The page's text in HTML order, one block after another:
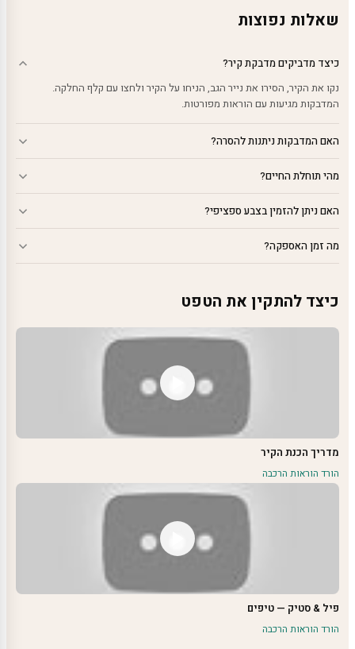
שאלות נפוצות
כיצד מדביקים מדבקת קיר?
נקו את הקיר, הסירו את נייר הגב, הניחו על הקיר ולחצו עם קלף החלקה.
המדבקות מגיעות עם הוראות מפורטות.
האם המדבקות ניתנות להסרה?
מהי תוחלת החיים?
האם ניתן להזמין בצבע ספציפי?
מה זמן האספקה?
כיצד להתקין את הטפט
מדריך הכנת הקיר
הורד הוראות הרכבה
פיל & סטיק — טיפים
הורד הוראות הרכבה